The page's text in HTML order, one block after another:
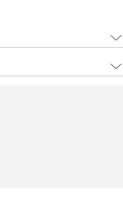
Alle